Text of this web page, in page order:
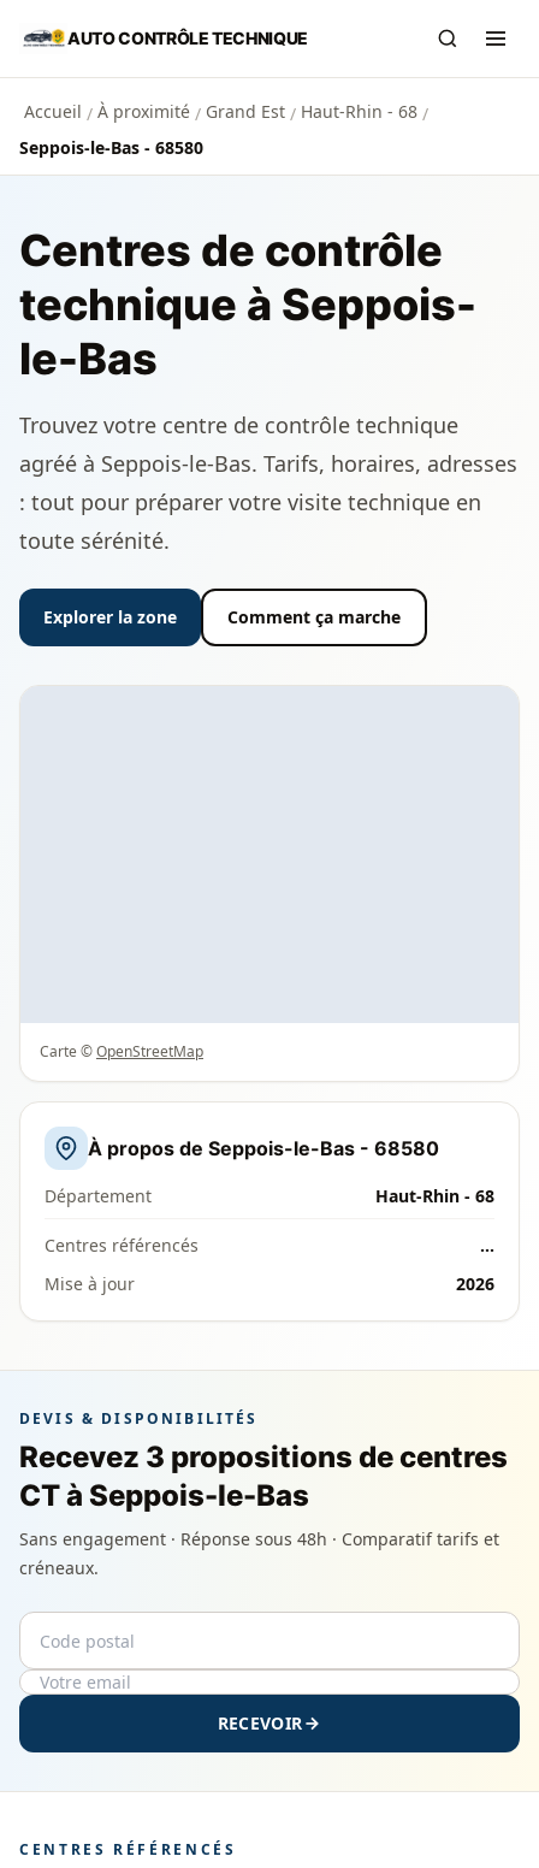
Aller au contenu principal
AUTO CONTRÔLE TECHNIQUE
Accueil / À proximité / Grand Est / Haut-Rhin - 68 /
Seppois-le-Bas - 68580
Centres de contrôle
technique à Seppois-
le-Bas
Trouvez votre centre de contrôle technique
agréé à Seppois-le-Bas. Tarifs, horaires, adresses
: tout pour préparer votre visite technique en
toute sérénité.
Explorer la zone Comment ça marche
Carte ©OpenStreetMap
À propos de Seppois-le-Bas - 68580
Département Haut-Rhin - 68
Centres référencés
…
Mise à jour
2026
DEVIS & DISPONIBILITÉS
Recevez 3 propositions de centres
CT à Seppois-le-Bas
Sans engagement · Réponse sous 48h · Comparatif tarifs et
créneaux.
Code postal
Email
RECEVOIR
CENTRES RÉFÉRENCÉS